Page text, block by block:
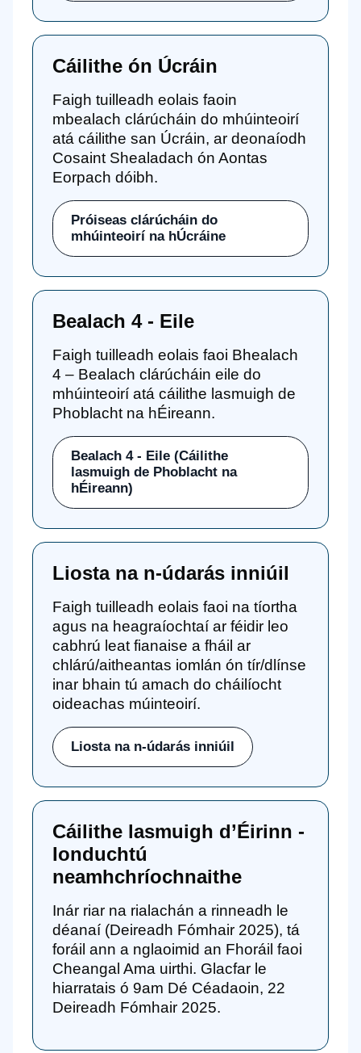
Cáilithe ón Úcráin
Faigh tuilleadh eolais faoin
mbealach clárúcháin do mhúinteoirí
atá cáilithe san Úcráin, ar deonaíodh
Cosaint Shealadach ón Aontas
Eorpach dóibh.
Próiseas clárúcháin do
mhúinteoirí na hÚcráine
Bealach 4 - Eile
Faigh tuilleadh eolais faoi Bhealach
4 – Bealach clárúcháin eile do
mhúinteoirí atá cáilithe lasmuigh de
Phoblacht na hÉireann.
Bealach 4 - Eile (Cáilithe
lasmuigh de Phoblacht na
hÉireann)
Liosta na n-údarás inniúil
Faigh tuilleadh eolais faoi na tíortha
agus na heagraíochtaí ar féidir leo
cabhrú leat fianaise a fháil ar
chlárú/aitheantas iomlán ón tír/dlínse
inar bhain tú amach do cháilíocht
oideachas múinteoirí.
Liosta na n-údarás inniúil
Cáilithe lasmuigh d’Éirinn -
Ionduchtú
neamhchríochnaithe
Inár riar na rialachán a rinneadh le
déanaí (Deireadh Fómhair 2025), tá
foráil ann a nglaoimid an Fhoráil faoi
Cheangal Ama uirthi. Glacfar le
hiarratais ó 9am Dé Céadaoin, 22
Deireadh Fómhair 2025.